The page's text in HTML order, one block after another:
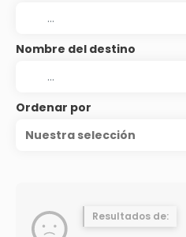
Nombre del destino
Ordenar por
Nuestra selección
Resultados de: